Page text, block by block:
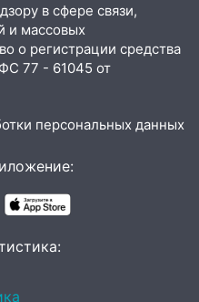
более 14
тройного ДТП
летнего байкера
область
аварии на
в сфере связи,
и массовых
о регистрации средства
77 - 61045 от
персональных данных